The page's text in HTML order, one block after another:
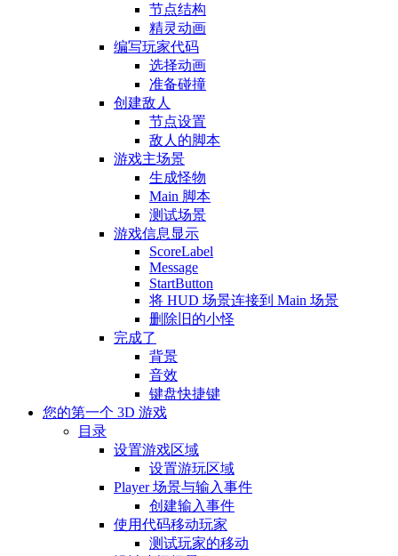
节点结构
精灵动画
编写玩家代码
选择动画
准备碰撞
创建敌人
节点设置
敌人的脚本
游戏主场景
生成怪物
Main 脚本
测试场景
游戏信息显示
ScoreLabel
Message
StartButton
将 HUD 场景连接到 Main 场景
删除旧的小怪
完成了
背景
音效
键盘快捷键
您的第一个 3D 游戏
目录
设置游戏区域
设置游玩区域
Player 场景与输入事件
创建输入事件
使用代码移动玩家
测试玩家的移动